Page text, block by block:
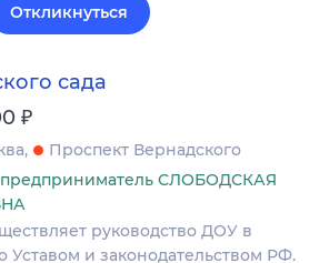
Откликнуться
сада
₽
Проспект Вернадского
СЛОБОДСКАЯ
руководство ДОУ в
Уставом и законодательством РФ.